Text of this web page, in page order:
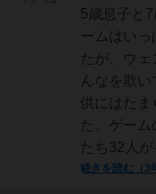
5歳息子と
ームはい
たが、ウ
んなを欺
供にはたま
た。ゲーム
たち32人
続きを読む（3